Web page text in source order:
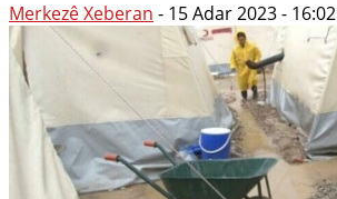
Merkezê Xeberan - 15 Adar 2023 - 16:02